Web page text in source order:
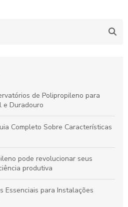
de Polipropileno para
e Duradouro
Completo Sobre Características
pode revolucionar seus
produtiva
Essenciais para Instalações